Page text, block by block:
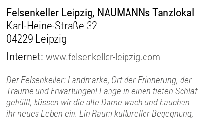
Felsenkeller Leipzig, NAUMANNs Tanzlokal
Karl-Heine-Straße 32
04229 Leipzig
Internet:www.felsenkeller-leipzig.com
Der Felsenkeller: Landmarke, Ort der Erinnerung, der
Träume und Erwartungen! Lange in einen tiefen Schlaf
gehüllt, küssen wir die alte Dame wach und hauchen
ihr neues Leben ein. Ein Raum kultureller Begegnung,